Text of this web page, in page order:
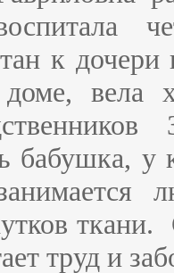
к
вела
бабушка, у
ткани.
труд и